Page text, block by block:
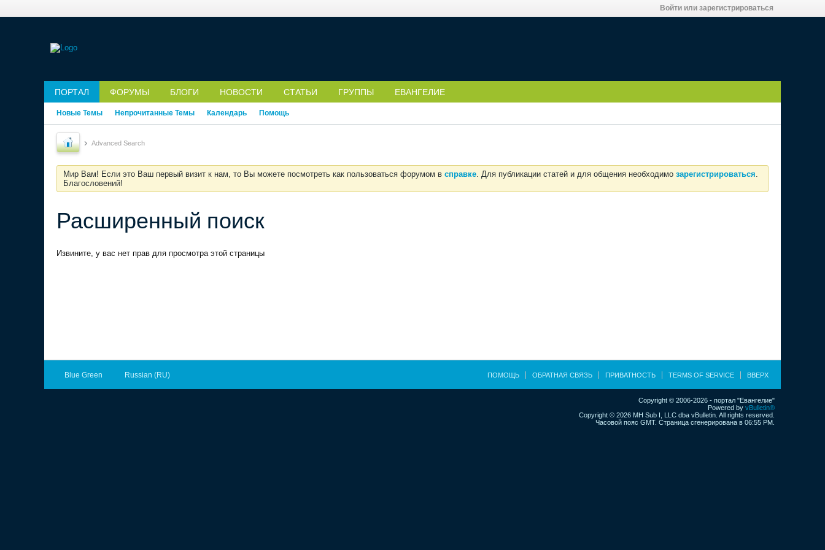
Войти или зарегистрироваться
ПОРТАЛ ФОРУМЫ БЛОГИ НОВОСТИ СТАТЬИ ГРУППЫ ЕВАНГЕЛИЕ
Новые Темы Непрочитанные Темы Календарь Помощь
Advanced Search
Мир Вам! Если это Ваш первый визит к нам, то Вы можете посмотреть как пользоваться форумом в справке. Для публикации статей и для общения необходимо зарегистрироваться.
Благословений!
Расширенный поиск
Извините, у вас нет прав для просмотра этой страницы
Blue Green Russian (RU) ПОМОЩЬ ОБРАТНАЯ СВЯЗЬ ПРИВАТНОСТЬ TERMS OF SERVICE ВВЕРХ
Copyright © 2006-2026 - портал "Евангелие"
Powered by vBulletin®
Copyright © 2026 MH Sub I, LLC dba vBulletin. All rights reserved.
Часовой пояс GMT. Страница сгенерирована в 06:55 PM.